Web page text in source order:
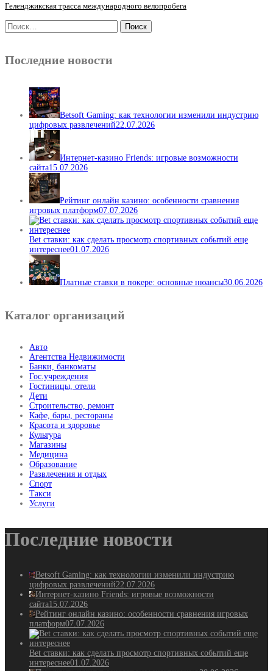
Геленджикская трасса международного велопробега
Последние новости
Betsoft Gaming: как технологии изменили индустрию
цифровых развлечений22.07.2026
Интернет-казино Friends: игровые возможности
сайта15.07.2026
Рейтинг онлайн казино: особенности сравнения
игровых платформ07.07.2026
Bet ставки: как сделать просмотр спортивных событий еще
интереснее01.07.2026
Платные ставки в покере: основные нюансы30.06.2026
Каталог организаций
Авто
Агентства Недвижимости
Банки, банкоматы
Гос.учреждения
Гостиницы, отели
Дети
Строительство, ремонт
Кафе, бары, рестораны
Красота и здоровье
Культура
Магазины
Медицина
Образование
Развлечения и отдых
Спорт
Такси
Услуги
Последние новости
Betsoft Gaming: как технологии изменили индустрию
цифровых развлечений22.07.2026
Интернет-казино Friends: игровые возможности
сайта15.07.2026
Рейтинг онлайн казино: особенности сравнения игровых
платформ07.07.2026
Bet ставки: как сделать просмотр спортивных событий еще
интереснее01.07.2026